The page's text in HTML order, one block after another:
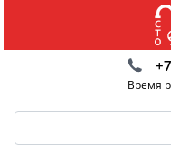
Время